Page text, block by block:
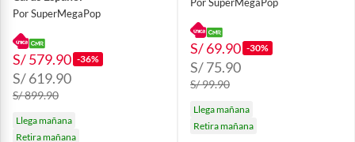
Por SuperMegaPop
S/ 579.90 -36%
S/ 619.90
S/ 899.90
Llega mañana
Retira mañana
S/ 69.90 -30%
S/ 75.90
S/ 99.90
Llega mañana
Retira mañana